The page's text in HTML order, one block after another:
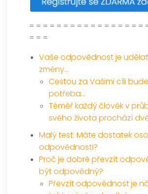
= = = = = = = = = = = = = = = = =
= = =
Vaše odpovědnost je
změny…
Cestou za Vašimi cíli
potřeba…
Téměř každý člověk v
svého života prochází
Malý test: Máte dostatek
odpovědnosti?
Proč je dobré převzít
být odpovědný?
Převzít odpovědnost je